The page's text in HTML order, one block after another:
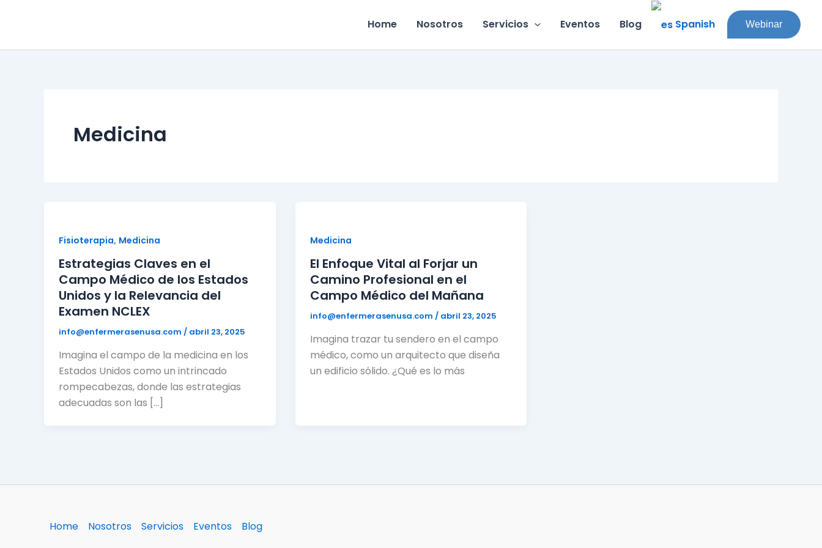
Home Nosotros Servicios Eventos Blog Spanish Webinar
Medicina
Fisioterapia, Medicina
Estrategias Claves en el
Campo Médico de los Estados
Unidos y la Relevancia del
Examen NCLEX
info@enfermerasenusa.com / abril 23, 2025
Imagina el campo de la medicina en los
Estados Unidos como un intrincado
rompecabezas, donde las estrategias
adecuadas son las […]
Medicina
El Enfoque Vital al Forjar un
Camino Profesional en el
Campo Médico del Mañana
info@enfermerasenusa.com / abril 23, 2025
Imagina trazar tu sendero en el campo
médico, como un arquitecto que diseña
un edificio sólido. ¿Qué es lo más
Home Nosotros Servicios Eventos Blog